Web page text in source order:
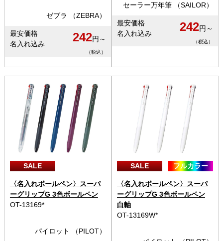
ゼブラ （ZEBRA）
最安価格
名入れ込み
242円～
（税込）
セーラー万年筆 （SAILOR）
最安価格
名入れ込み
242円～
（税込）
SALE
〈名入れボールペン〉スーパ
ーグリップG 3色ボールペン
OT-13169*
パイロット （PILOT）
SALE フルカラー
〈名入れボールペン〉スーパ
ーグリップG 3色ボールペン
白軸
OT-13169W*